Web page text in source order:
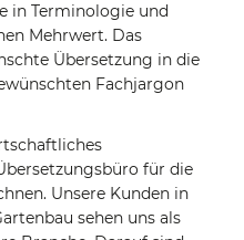
in Terminologie und
Mehrwert. Das
Übersetzung in die
Fachjargon
für die
Unsere Kunden in
sehen uns als